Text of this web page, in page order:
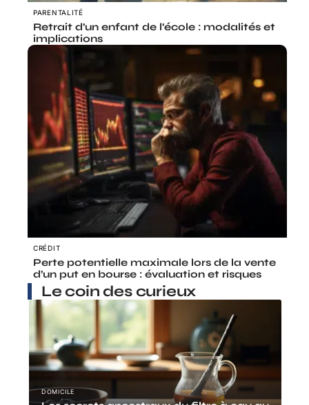
PARENTALITÉ
Retrait d’un enfant de l’école : modalités et
implications
CRÉDIT
Perte potentielle maximale lors de la vente
d’un put en bourse : évaluation et risques
Le coin des curieux
DOMICILE